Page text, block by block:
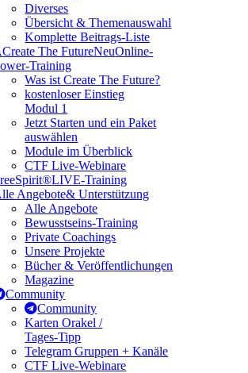
Diverses
Übersicht & Themenauswahl
Komplette Beitrags-Liste
Create The FutureNeuOnline-
Training
Was ist Create The Future?
kostenloser Einstieg
Modul 1
Jetzt Starten und ein Paket
auswählen
Module im Überblick
CTF Live-Webinare
LIVE-Training
Angebote& Unterstützung
Alle Angebote
Bewusstseins-Training
Private Coachings
Unsere Projekte
Bücher & Veröffentlichungen
Magazine
Community
Community
Karten Orakel /
Tages-Tipp
Telegram Gruppen + Kanäle
CTF Live-Webinare